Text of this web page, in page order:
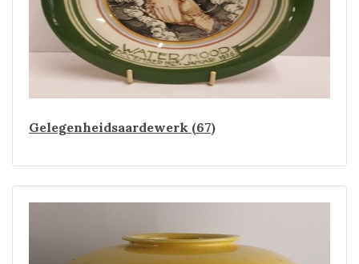
Gelegenheidsaardewerk (67)